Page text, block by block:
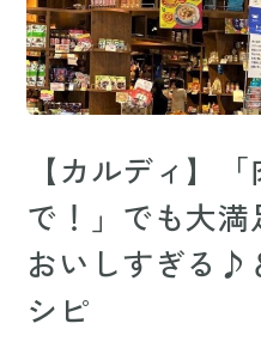
【カルディ】
で！」でも大
おいしすぎる♪
シピ